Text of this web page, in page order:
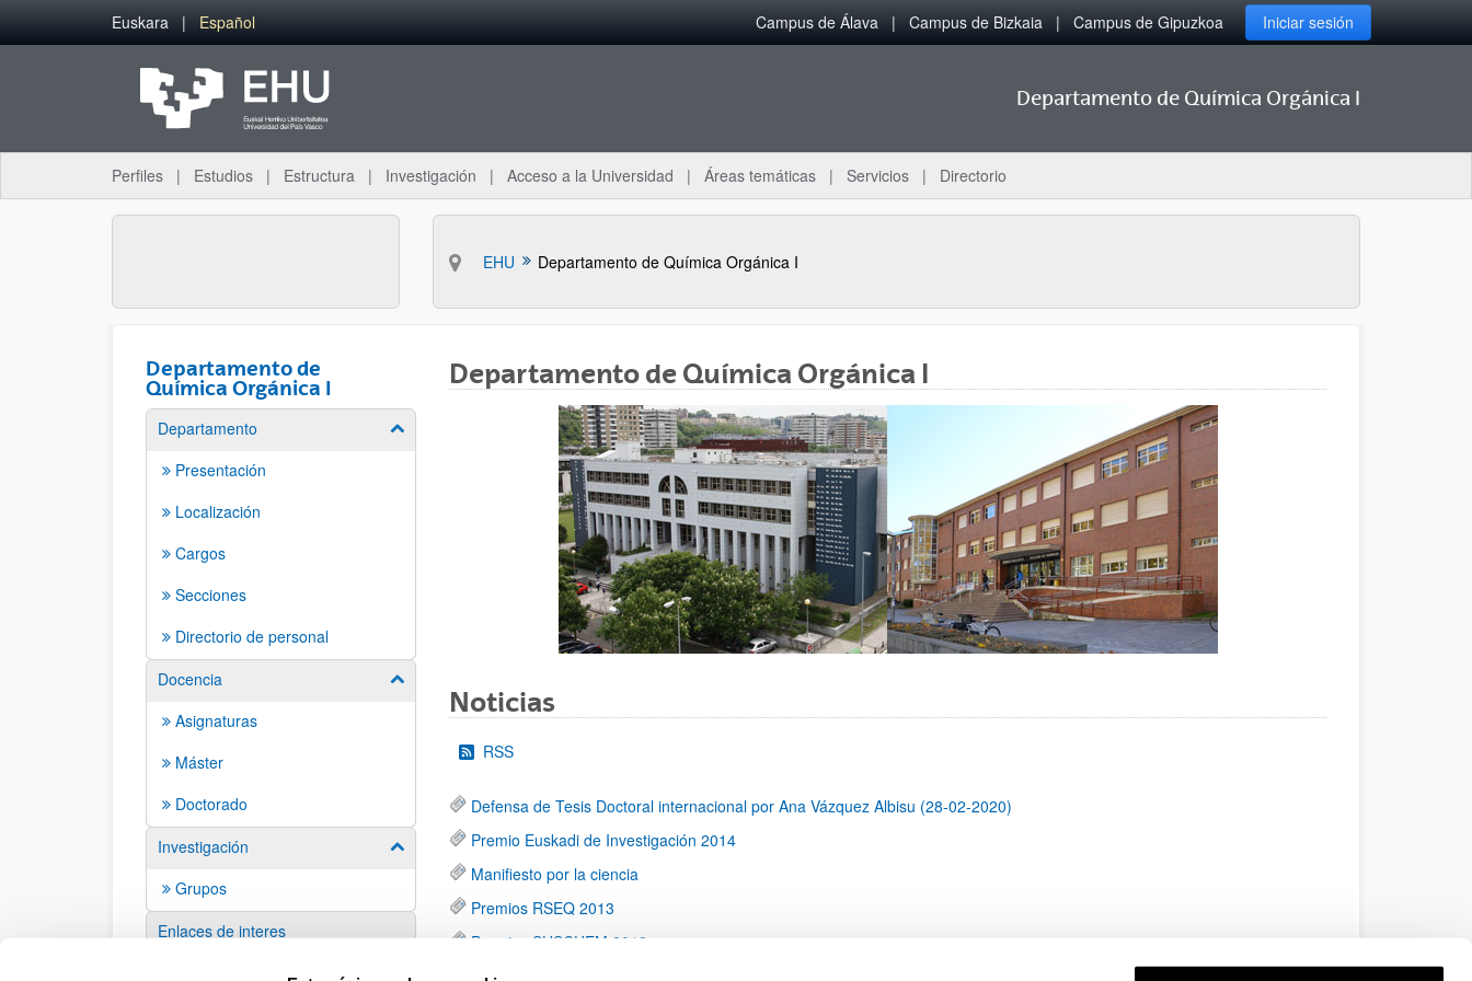
Saltar al contenido principal
Euskara Español Campus de Álava Campus de Bizkaia Campus de Gipuzkoa Iniciar sesión
Departamento de Química Orgánica I
Perfiles Estudios Estructura Investigación Acceso a la Universidad Áreas temáticas Servicios Directorio
EHU Departamento de Química Orgánica I
Departamento de
Química Orgánica I
Departamento Mostrar/ocultar subpáginas
Presentación
Localización
Cargos
Secciones
Directorio de personal
Docencia
Mostrar/ocultar subpáginas
Asignaturas
Máster
Doctorado
Investigación
Mostrar/ocultar subpáginas
Grupos
Enlaces de interes
Sugerencias y solicitudes
Departamento de Química Orgánica I
Noticias
RSS
Defensa de Tesis Doctoral internacional por Ana Vázquez Albisu (28-02-2020)
Premio Euskadi de Investigación 2014
Manifiesto por la ciencia
Premios RSEQ 2013
Premios SUSCHEM 2013